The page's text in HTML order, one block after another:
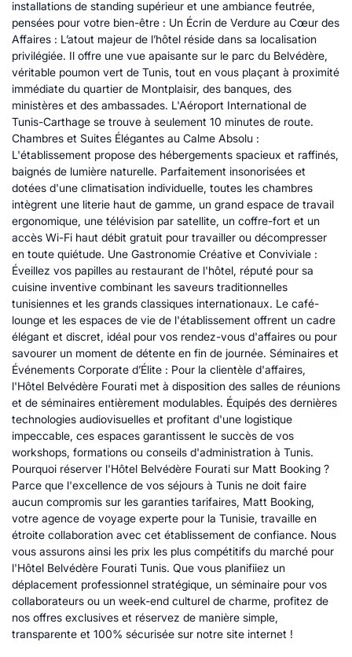
installations de standing supérieur et une ambiance feutrée,
pensées pour votre bien-être : Un Écrin de Verdure au Cœur des
Affaires : L’atout majeur de l’hôtel réside dans sa localisation
privilégiée. Il offre une vue apaisante sur le parc du Belvédère,
véritable poumon vert de Tunis, tout en vous plaçant à proximité
immédiate du quartier de Montplaisir, des banques, des
ministères et des ambassades. L'Aéroport International de
Tunis-Carthage se trouve à seulement 10 minutes de route.
Chambres et Suites Élégantes au Calme Absolu :
L'établissement propose des hébergements spacieux et raffinés,
baignés de lumière naturelle. Parfaitement insonorisées et
dotées d'une climatisation individuelle, toutes les chambres
intègrent une literie haut de gamme, un grand espace de travail
ergonomique, une télévision par satellite, un coffre-fort et un
accès Wi-Fi haut débit gratuit pour travailler ou décompresser
en toute quiétude. Une Gastronomie Créative et Conviviale :
Éveillez vos papilles au restaurant de l'hôtel, réputé pour sa
cuisine inventive combinant les saveurs traditionnelles
tunisiennes et les grands classiques internationaux. Le café-
lounge et les espaces de vie de l'établissement offrent un cadre
élégant et discret, idéal pour vos rendez-vous d'affaires ou pour
savourer un moment de détente en fin de journée. Séminaires et
Événements Corporate d’Élite : Pour la clientèle d'affaires,
l'Hôtel Belvédère Fourati met à disposition des salles de réunions
et de séminaires entièrement modulables. Équipés des dernières
technologies audiovisuelles et profitant d'une logistique
impeccable, ces espaces garantissent le succès de vos
workshops, formations ou conseils d'administration à Tunis.
Pourquoi réserver l'Hôtel Belvédère Fourati sur Matt Booking ?
Parce que l'excellence de vos séjours à Tunis ne doit faire
aucun compromis sur les garanties tarifaires, Matt Booking,
votre agence de voyage experte pour la Tunisie, travaille en
étroite collaboration avec cet établissement de confiance. Nous
vous assurons ainsi les prix les plus compétitifs du marché pour
l'Hôtel Belvédère Fourati Tunis. Que vous planifiiez un
déplacement professionnel stratégique, un séminaire pour vos
collaborateurs ou un week-end culturel de charme, profitez de
nos offres exclusives et réservez de manière simple,
transparente et 100% sécurisée sur notre site internet !